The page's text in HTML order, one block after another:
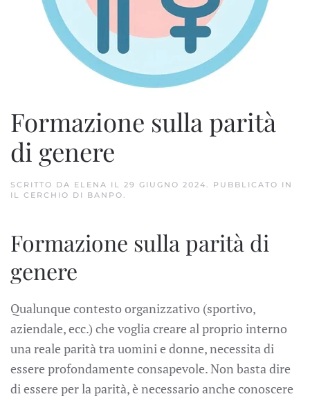
Formazione sulla parità
di genere
SCRITTO DA ELENA IL 29 GIUGNO 2024. PUBBLICATO IN
IL CERCHIO DI BANPO.
Formazione sulla parità di
genere
Qualunque contesto organizzativo (sportivo,
aziendale, ecc.) che voglia creare al proprio interno
una reale parità tra uomini e donne, necessita di
essere profondamente consapevole. Non basta dire
di essere per la parità, è necessario anche conoscere